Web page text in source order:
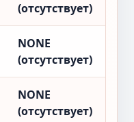
(отсутствует)
NONE
(отсутствует)
NONE
(отсутствует)